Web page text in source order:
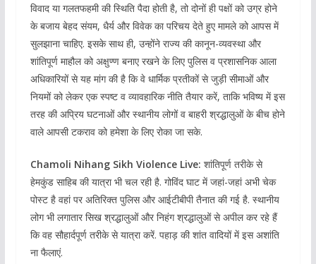
विवाद या गलतफहमी की स्थिति पैदा होती है, तो दोनों ही पक्षों को उग्र होने
के बजाय बेहद संयम, धैर्य और विवेक का परिचय देते हुए मामले को आपस में
सुलझाना चाहिए. इसके साथ ही, उन्होंने राज्य की कानून-व्यवस्था और
शांतिपूर्ण माहौल को अक्षुण्ण बनाए रखने के लिए पुलिस व प्रशासनिक आला
अधिकारियों से यह मांग की है कि वे धार्मिक प्रतीकों से जुड़ी सीमाओं और
नियमों को लेकर एक स्पष्ट व व्यावहारिक नीति तैयार करें, ताकि भविष्य में इस
तरह की अप्रिय घटनाओं और स्थानीय लोगों व बाहरी श्रद्धालुओं के बीच होने
वाले आपसी टकराव को हमेशा के लिए रोका जा सके.
Chamoli Nihang Sikh Violence Live: शांतिपूर्ण तरीके से
हेमकुंड साहिब की यात्रा भी चल रही है. गोविंद घाट में जहां-जहां अभी चेक
पोस्ट है वहां पर अतिरिक्त पुलिस और आईटीबीपी तैनात की गई है. स्थानीय
लोग भी लगातार सिख श्रद्धालुओं और निहंग श्रद्धालुओं से अपील कर रहे हैं
कि वह सौहार्दपूर्ण तरीके से यात्रा करें. पहाड़ की शांत वादियों में इस अशांति
ना फैलाएं.